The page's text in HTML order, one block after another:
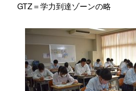
GTZ＝学力到達ゾーンの略